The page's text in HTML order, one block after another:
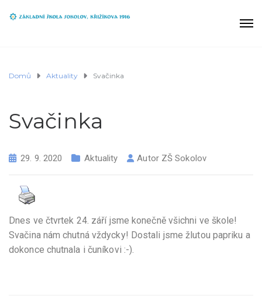
Domů Aktuality Svačinka
Svačinka
29. 9. 2020 Aktuality Autor ZŠ Sokolov
Dnes ve čtvrtek 24. září jsme konečně všichni ve škole!
Svačina nám chutná vždycky! Dostali jsme žlutou papriku a
dokonce chutnala i čuníkovi :-).